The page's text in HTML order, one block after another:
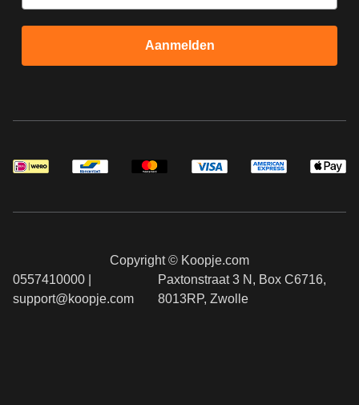
Aanmelden
Copyright © Koopje.com
0557410000 |
support@koopje.com
Paxtonstraat 3 N, Box C6716,
8013RP, Zwolle